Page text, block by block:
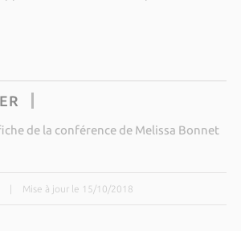
de la conférence de Melissa Bonnet
Mise à jour le 15/10/2018